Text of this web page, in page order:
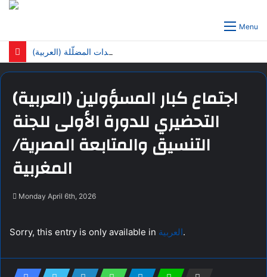
Menu
(العربية) اجتماع كبار المسؤولين
التحضيري للدورة الأولى للجنة
التنسيق والمتابعة المصرية/
المغربية
Monday April 6th, 2026
Sorry, this entry is only available in العربية.